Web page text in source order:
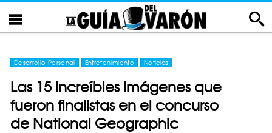
Desarrollo Personal Entretenimiento Noticias
Las 15 Increíbles imágenes que
fueron finalistas en el concurso
de National Geographic